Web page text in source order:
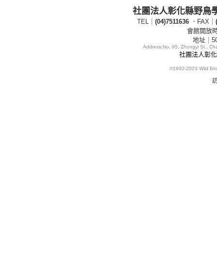
社團法人彰化縣野鳥
TEL｜ (04)7511636 ．FAX｜
會館開放
地址｜
Address:No. 95, Zhongyi St.,
社團法人彰
©1992-2023 Wild